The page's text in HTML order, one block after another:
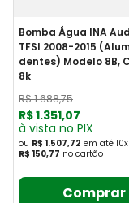
Bomba Água INA
TFSI 2008-2015
dentes) Modelo 8B,
8k
R$1.688,75
R$1.351,07
à vista no PIX
ou R$ 1.507,72 em até 10x
R$ 150,77 no cartão
Comprar